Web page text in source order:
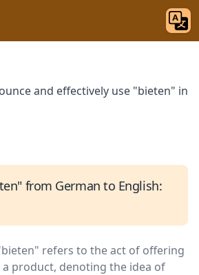
and effectively use "bieten" in
from German to English:
refers to the act of offering
a product, denoting the idea of